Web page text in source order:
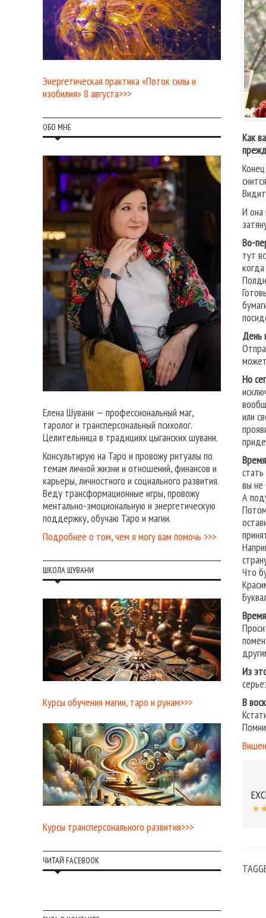
Как
И она
Во-
тут
День
Но
или
вы не
А
Что
Из
В
Энергетическая практика «Поток силы и
изобилия» 8 августа>>>
ОБО МНЕ
Елена Шувани — профессиональный маг,
таролог и трансперсональный психолог.
Целительница в традициях цыганских шувани.
Консультирую на Таро и провожу ритуалы по
темам личной жизни и отношений, финансов и
карьеры, личностного и социального развития.
Веду трансформационные игры, провожу
ментально-эмоциональную и энергетическую
поддержку, обучаю Таро и магии.
Подробнее о том, чем я могу вам помочь >>>
ШКОЛА ШУВАНИ
Курсы обучения магии, таро и рунам>>>
Курсы трансперсонального развития>>>
ЧИТАЙ FACEBOOK